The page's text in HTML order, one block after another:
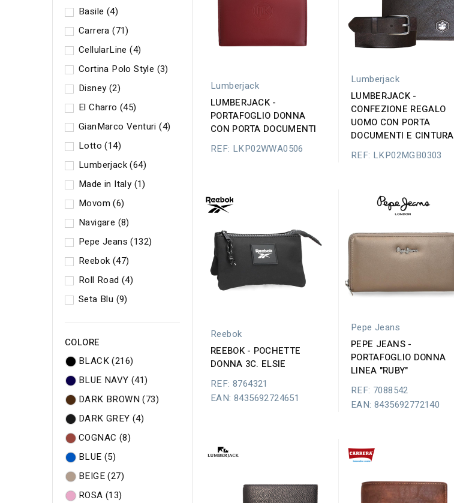
Basile (4)
Carrera(71)
CellularLine(4)
Cortina Polo Style (3)
Disney(2)
El Charro(45)
GianMarco Venturi(4)
Lotto(14)
Lumberjack(64)
Made in Italy(1)
Movom(6)
Navigare (8)
Pepe Jeans(132)
Reebok (47)
Roll Road (4)
Seta Blu (9)
COLORE
BLACK(216)
BLUE NAVY(41)
DARK BROWN(73)
DARK GREY(4)
COGNAC (8)
BLUE (5)
BEIGE(27)
ROSA (13)
Lumberjack
LUMBERJACK -
PORTAFOGLIO DONNA
CON PORTA DOCUMENTI
REF: LKP02WWA0506
Lumberjack
LUMBERJACK -
CONFEZIONE REGALO
UOMO CON PORTA
DOCUMENTI E CINTURA
REF: LKP02MGB0303
Reebok
REEBOK - POCHETTE
DONNA 3C. ELSIE
REF: 8764321
EAN: 8435692724651
Pepe Jeans
PEPE JEANS -
PORTAFOGLIO DONNA
LINEA "RUBY"
REF: 7088542
EAN: 8435692772140